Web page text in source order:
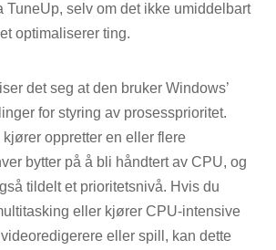
TuneUp, selv om det ikke umiddelbart
optimaliserer ting.
det seg at den bruker Windows’
for styring av prosessprioritet.
kjører oppretter en eller flere
bytter på å bli håndtert av CPU, og
tildelt et prioritetsnivå. Hvis du
eller kjører CPU-intensive
eller spill, kan dette